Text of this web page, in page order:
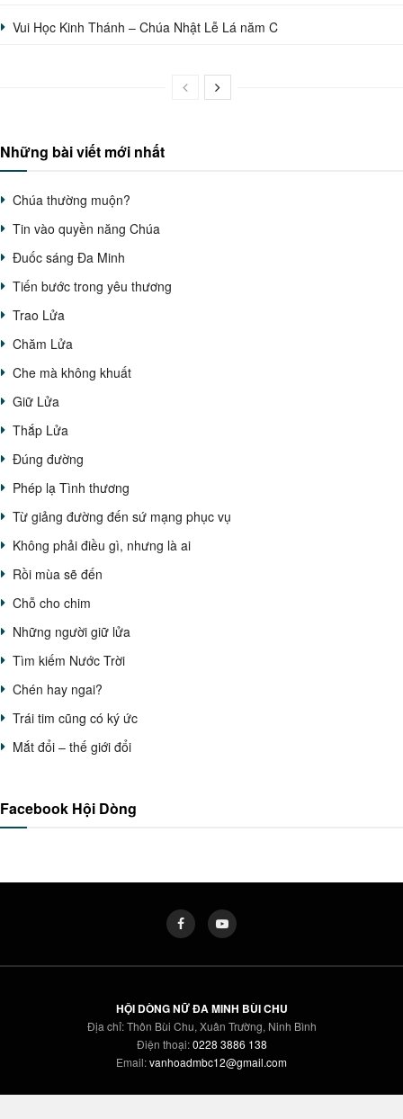
Vui Học Kinh Thánh – Chúa Nhật Lễ Lá năm C
Những bài viết mới nhất
Chúa thường muộn?
Tin vào quyền năng Chúa
Đuốc sáng Đa Minh
Tiến bước trong yêu thương
Trao Lửa
Chăm Lửa
Che mà không khuất
Giữ Lửa
Thắp Lửa
Đúng đường
Phép lạ Tình thương
Từ giảng đường đến sứ mạng phục vụ
Không phải điều gì, nhưng là ai
Rồi mùa sẽ đến
Chỗ cho chim
Những người giữ lửa
Tìm kiếm Nước Trời
Chén hay ngai?
Trái tim cũng có ký ức
Mắt đổi – thế giới đổi
Facebook Hội Dòng
HỘI DÒNG NỮ ĐA MINH BÙI CHU
Địa chỉ: Thôn Bùi Chu, Xuân Trường, Ninh Bình
Điện thoại:0228 3886 138
Email:vanhoadmbc12@gmail.com